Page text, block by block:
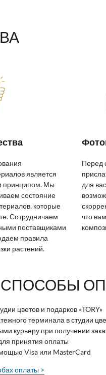
является
принципом. Мы
состояние
которые
Сотрудничаем
поставщиками
правила
растений.
Перед
для
что
СПОСОБЫ
цветов и подарков «TORY»
терминала в студии
курьеру при получении
принятия оплаты
Visa или MasterCard
оплаты >